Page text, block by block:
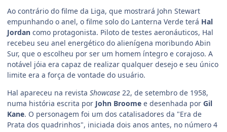
Ao contrário do filme da Liga, que mostrará John Stewart
empunhando o anel, o filme solo do Lanterna Verde terá Hal
Jordan como protagonista. Piloto de testes aeronáuticos, Hal
recebeu seu anel energético do alienígena moribundo Abin
Sur, que o escolheu por ser um homem íntegro e corajoso. A
notável jóia era capaz de realizar qualquer desejo e seu único
limite era a força de vontade do usuário.
Hal apareceu na revista Showcase 22, de setembro de 1958,
numa história escrita por John Broome e desenhada por Gil
Kane. O personagem foi um dos catalisadores da "Era de
Prata dos quadrinhos", iniciada dois anos antes, no número 4